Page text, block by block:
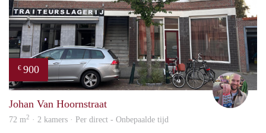
€ 900
Johan Van Hoornstraat
72 m2 · 2 kamers · Per direct - Onbepaalde tijd